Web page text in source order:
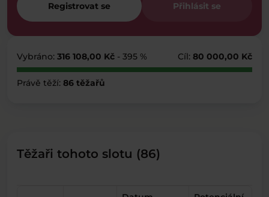
Registrovat se Přihlásit se
Vybráno: 316 108,00 Kč - 395 % Cíl: 80 000,00 Kč
Právě těží: 86 těžařů
Těžaři tohoto slotu (86)